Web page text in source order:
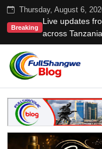
Thursday, August 6,
Breaking
Live updates
across Tanzania